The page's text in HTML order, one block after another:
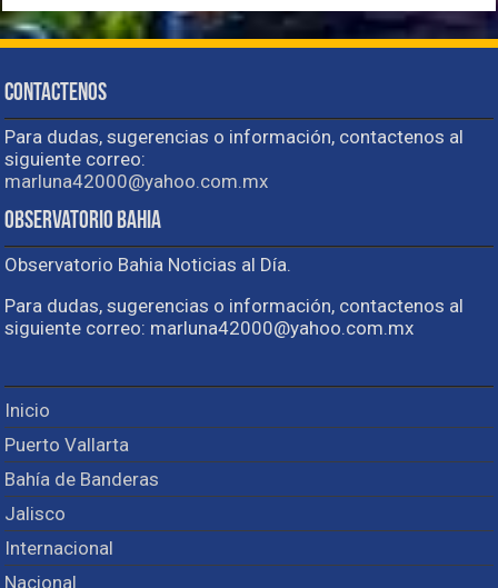
Contactenos
Para dudas, sugerencias o información, contactenos al
siguiente correo:
marluna42000@yahoo.com.mx
Observatorio Bahia
Observatorio Bahia Noticias al Día.
Para dudas, sugerencias o información, contactenos al
siguiente correo: marluna42000@yahoo.com.mx
Inicio
Puerto Vallarta
Bahía de Banderas
Jalisco
Internacional
Nacional